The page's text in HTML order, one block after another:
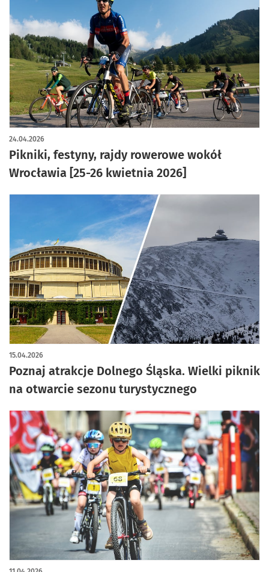
Pikniki, festyny, rajdy rowerowe wokół
Wrocławia [25-26 kwietnia 2026]
24.04.2026
artykuł z galerią zdjęć
Poznaj atrakcje Dolnego Śląska. Wielki piknik
na otwarcie sezonu turystycznego
15.04.2026